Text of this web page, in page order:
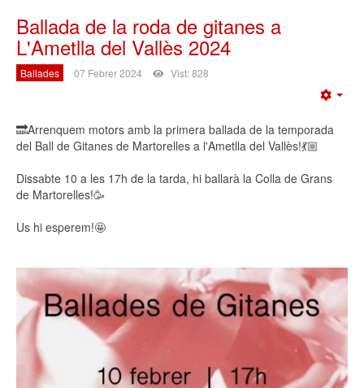
Ballada de la roda de gitanes a
L'Ametlla del Vallès 2024
Ballades 07 Febrer 2024 Vist: 828
🔜Arrenquem motors amb la primera ballada de la temporada
del Ball de Gitanes de Martorelles a l'Ametlla del Vallès!💃🏼
Dissabte 10 a les 17h de la tarda, hi ballarà la Colla de Grans
de Martorelles!🥳
Us hi esperem!🤩